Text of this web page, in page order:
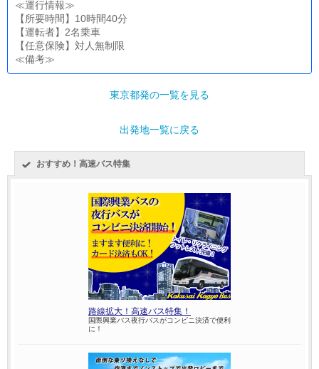
≪運行情報≫
【所要時間】10時間40分
【運転者】2名乗車
【任意保険】対人無制限
≪備考≫
東京都発の一覧を見る
出発地一覧に戻る
おすすめ！高速バス特集
路線拡大！高速バス特集！
国際興業バス夜行バスがコンビニ決済で便利
に！